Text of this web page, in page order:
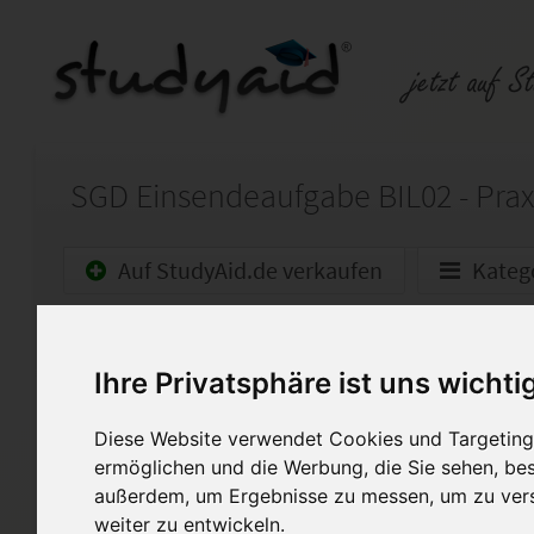
Ihre Privatsphäre ist uns
Diese Website verwendet Cookies und
ermöglichen und die Werbung, die Sie sehen,
außerdem, um Ergebnisse zu messen, um zu
weiter zu entwickeln.
Auf StudyAid.de verkaufen
Praxis der Bilanzierung
Lösungshilfe
Lösungshilfe für das
Bilanzbuchhalter/in IHK bei